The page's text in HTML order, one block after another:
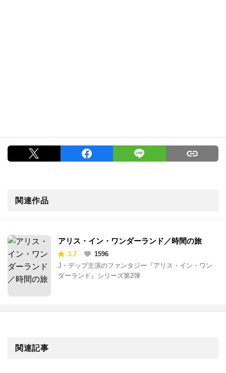
関連作品
アリス・イン・ワンダーランド／時間の旅
3.7
1596
J・デップ主演のファンタジー『アリス・イン・ワン
ダーランド』シリーズ第2弾
関連記事